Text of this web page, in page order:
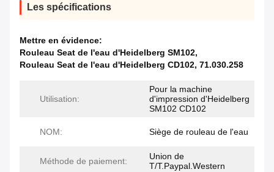
Les spécifications
Mettre en évidence:
Rouleau Seat de l'eau d'Heidelberg SM102,
Rouleau Seat de l'eau d'Heidelberg CD102, 71.030.258
Utilisation:
Pour la machine
d'impression d'Heidelberg
SM102 CD102
NOM: Siège de rouleau de l'eau
Méthode de paiement:
Union de
T/T.Paypal.Western